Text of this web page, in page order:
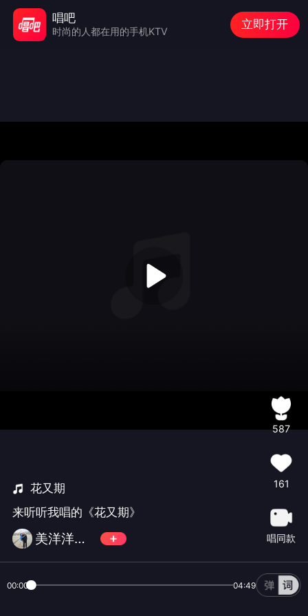
花又期
来听听我唱的《花又期》
美洋洋（拒币，忙！慢回）
587
161
唱同款
00:00 04:49
唱吧
时尚的人都在用的手机KTV
立即打开